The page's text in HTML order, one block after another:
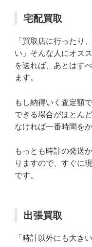
宅配買取
「買取店に行ったり
い」そんな人にオス
を送れば、あとはす
ます。
もし納得いく査定額
できる場合がほとん
なければ一番時間を
もっとも時計の発送
りますので、すぐに
です。
出張買取
「時計以外にも大き